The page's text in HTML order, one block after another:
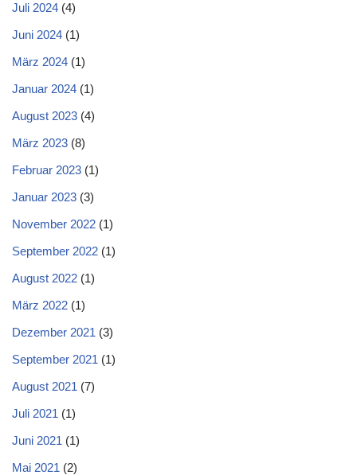
Juli 2024 (4)
Juni 2024 (1)
März 2024 (1)
Januar 2024 (1)
August 2023 (4)
März 2023 (8)
Februar 2023 (1)
Januar 2023 (3)
November 2022 (1)
September 2022 (1)
August 2022 (1)
März 2022 (1)
Dezember 2021 (3)
September 2021 (1)
August 2021 (7)
Juli 2021 (1)
Juni 2021 (1)
Mai 2021 (2)